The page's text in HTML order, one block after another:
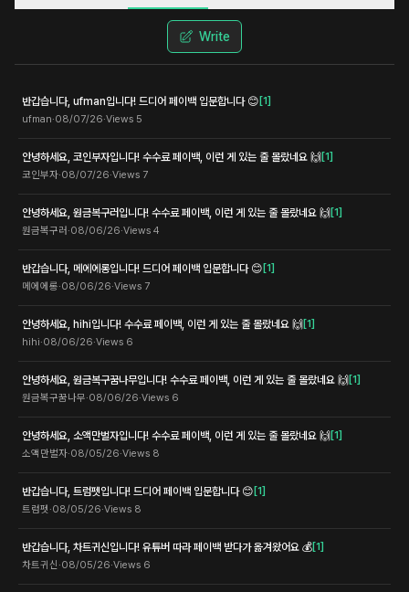
Write
반갑습니다, ufman입니다! 드디어 페이백 입문합니다 😊 [1]
ufman·08/07/26·Views 5
안녕하세요, 코인부자입니다! 수수료 페이백, 이런 게 있는 줄 몰랐네요 🙌 [1]
코인부자·08/07/26·Views 7
안녕하세요, 원금복구러입니다! 수수료 페이백, 이런 게 있는 줄 몰랐네요 🙌 [1]
원금복구러·08/06/26·Views 4
반갑습니다, 메에에롱입니다! 드디어 페이백 입문합니다 😊 [1]
메에에롱·08/06/26·Views 7
안녕하세요, hihi입니다! 수수료 페이백, 이런 게 있는 줄 몰랐네요 🙌 [1]
hihi·08/06/26·Views 6
안녕하세요, 원금복구꿈나무입니다! 수수료 페이백, 이런 게 있는 줄 몰랐네요 🙌 [1]
원금복구꿈나무·08/06/26·Views 6
안녕하세요, 소액만벌자입니다! 수수료 페이백, 이런 게 있는 줄 몰랐네요 🙌 [1]
소액만벌자·08/05/26·Views 8
반갑습니다, 트럼펫입니다! 드디어 페이백 입문합니다 😊 [1]
트럼펫 ·08/05/26·Views 8
반갑습니다, 차트귀신입니다! 유튜버 따라 페이백 받다가 옮겨왔어요 💰[1]
차트귀신 ·08/05/26·Views 6